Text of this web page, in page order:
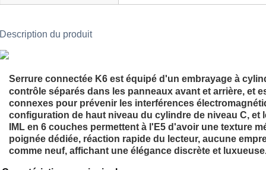
Description du produit
Serrure connectée K6 est équipé d'un embrayage à
contrôle séparés dans les panneaux avant et arrière, et
connexes pour prévenir les interférences
configuration de haut niveau du cylindre de niveau C, et
IML en 6 couches permettent à l'E5 d'avoir une texture
poignée dédiée, réaction rapide du lecteur, aucune
comme neuf, affichant une élégance discrète et